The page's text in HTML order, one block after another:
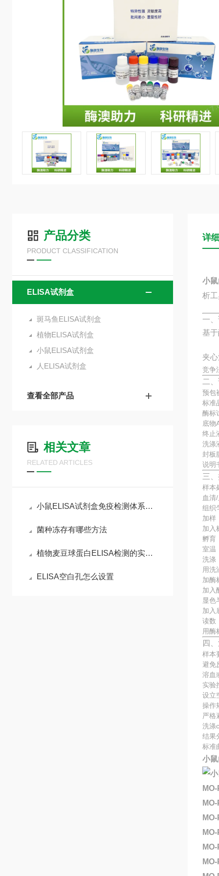
产品分类
PRODUCT CLASSIFICATION
ELISA试剂盒
斑马鱼ELISA试剂盒
植物ELISA试剂盒
小鼠ELISA试剂盒
人ELISA试剂盒
查看全部产品
相关文章
RELATED ARTICLES
小鼠ELISA试剂盒免疫检测体系与动物模型实验实操指南
菌种冻存有哪些方法
植物麦豆球蛋白ELISA检测的实验流程
ELISA空白孔怎么设置
详
小
析
一
基
夹
竞争
二
预包
标准
酶标
底物
终止
洗涤
封板
说明
三
样本
血清
组织
加样
加入
孵育
室温
洗涤
用洗
加酶
加入
显色
加入
读数
用酶
四
样本
避免
溶血
实验
设立
操作
严格
洗涤
结果
标准
小